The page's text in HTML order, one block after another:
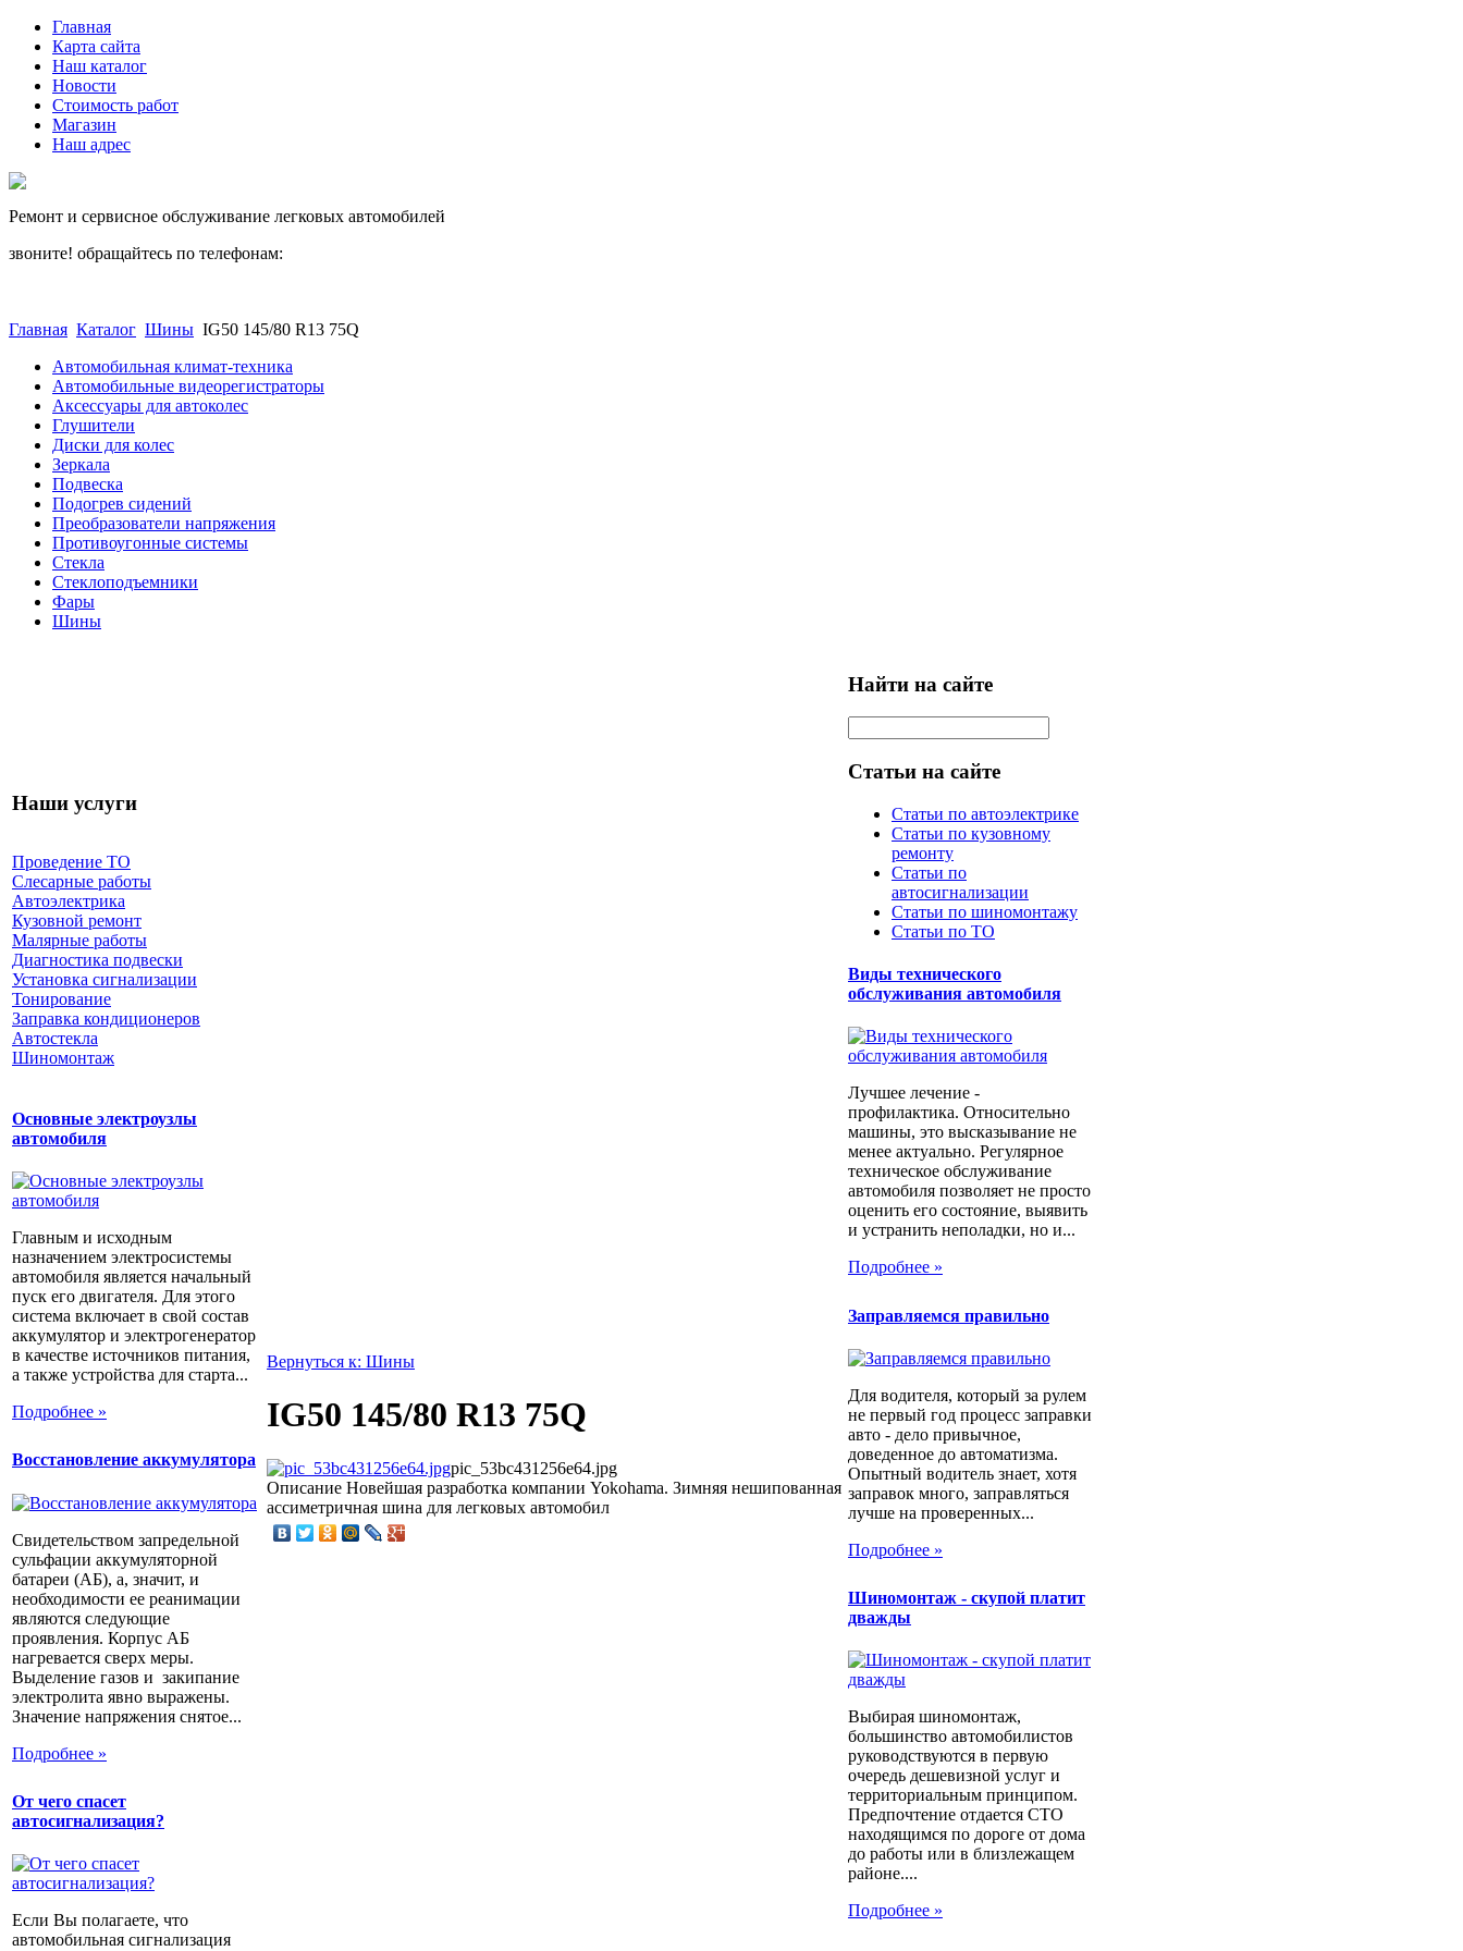
Главная
Карта сайта
Наш каталог
Новости
Стоимость работ
Магазин
Наш адрес
Ремонт и сервисное обслуживание легковых автомобилей
звоните! обращайтесь по телефонам:
Главная Каталог Шины IG50 145/80 R13 75Q
Автомобильная климат-техника
Автомобильные видеорегистраторы
Аксессуары для автоколес
Глушители
Диски для колес
Зеркала
Подвеска
Подогрев сидений
Преобразователи напряжения
Противоугонные системы
Стекла
Стеклоподъемники
Фары
Шины
Наши услуги
Проведение ТО
Слесарные работы
Автоэлектрика
Кузовной ремонт
Малярные работы
Диагностика подвески
Установка сигнализации
Тонирование
Заправка кондиционеров
Автостекла
Шиномонтаж
Основные электроузлы
автомобиля
Главным и исходным
назначением электросистемы
автомобиля является начальный
пуск его двигателя. Для этого
система включает в свой состав
аккумулятор и электрогенератор
в качестве источников питания,
а также устройства для старта...
Подробнее »
Восстановление аккумулятора
Свидетельством запредельной
сульфации аккумуляторной
батареи (АБ), а, значит, и
необходимости ее реанимации
являются следующие
проявления. Корпус АБ
нагревается сверх меры.
Выделение газов и закипание
электролита явно выражены.
Значение напряжения снятое...
Подробнее »
От чего спасет
автосигнализация?
Если Вы полагаете, что
автомобильная сигнализация
Вернуться к: Шины
IG50 145/80 R13 75Q
pic_53bc431256e64.jpg
Описание Новейшая разработка компании Yokohama. Зимняя нешипованная
ассиметричная шина для легковых автомобил
Найти на сайте
Статьи на сайте
Статьи по автоэлектрике
Статьи по кузовному
ремонту
Статьи по
автосигнализации
Статьи по шиномонтажу
Статьи по ТО
Виды технического
обслуживания автомобиля
Лучшее лечение -
профилактика. Относительно
машины, это высказывание не
менее актуально. Регулярное
техническое обслуживание
автомобиля позволяет не просто
оценить его состояние, выявить
и устранить неполадки, но и...
Подробнее »
Заправляемся правильно
Для водителя, который за рулем
не первый год процесс заправки
авто - дело привычное,
доведенное до автоматизма.
Опытный водитель знает, хотя
заправок много, заправляться
лучше на проверенных...
Подробнее »
Шиномонтаж - скупой платит
дважды
Выбирая шиномонтаж,
большинство автомобилистов
руководствуются в первую
очередь дешевизной услуг и
территориальным принципом.
Предпочтение отдается СТО
находящимся по дороге от дома
до работы или в близлежащем
районе....
Подробнее »